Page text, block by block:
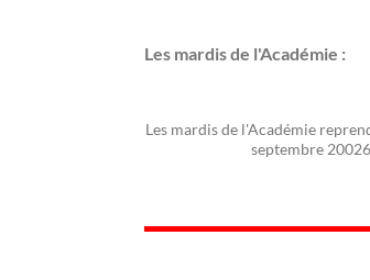
Les mardis de l'Académie :
Les mardis de l'Académie
septembre